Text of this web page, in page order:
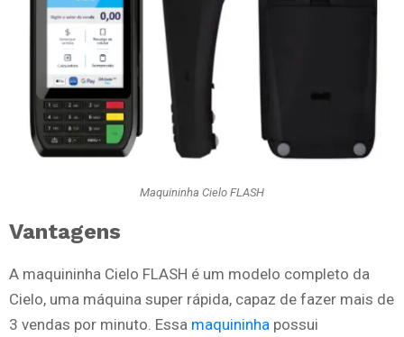
Maquininha Cielo FLASH
Vantagens
A maquininha Cielo FLASH é um modelo completo da
Cielo, uma máquina super rápida, capaz de fazer mais de
3 vendas por minuto. Essa maquininha possui